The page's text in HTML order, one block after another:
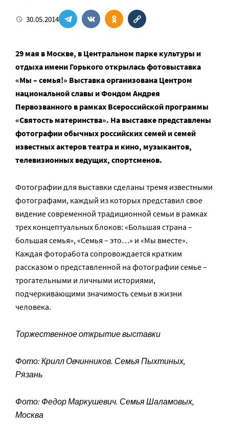
30.05.2014
29 мая в Москве, в Центральном парке культуры и
отдыха имени Горького открылась фотовыставка
«Мы – семья!» Выставка организована Центром
национальной славы и Фондом Андрея
Первозванного в рамках Всероссийской программы
«Святость материнства». На выставке представлены
фотографии обычных российских семей и семей
известных актеров театра и кино, музыкантов,
телевизионных ведущих, спортсменов.
Фотографии для выставки сделаны тремя известными
фотографами, каждый из которых представил свое
видение современной традиционной семьи в рамках
трех концептуальных блоков: «Большая страна –
большая семья», «Семья – это…» и «Мы вместе».
Каждая фоторабота сопровождается кратким
рассказом о представленной на фотографии семье –
трогательными и личными историями,
подчеркивающими значимость семьи в жизни
человека.
Торжественное открытие выставки
Фото: Крилл Овчинников. Семья Пыхтиных,
Рязань
Фото: Федор Маркушевич. Семья Шаламовых,
Москва